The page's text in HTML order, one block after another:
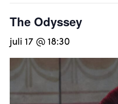
The Odyssey
juli 17 @ 18:30